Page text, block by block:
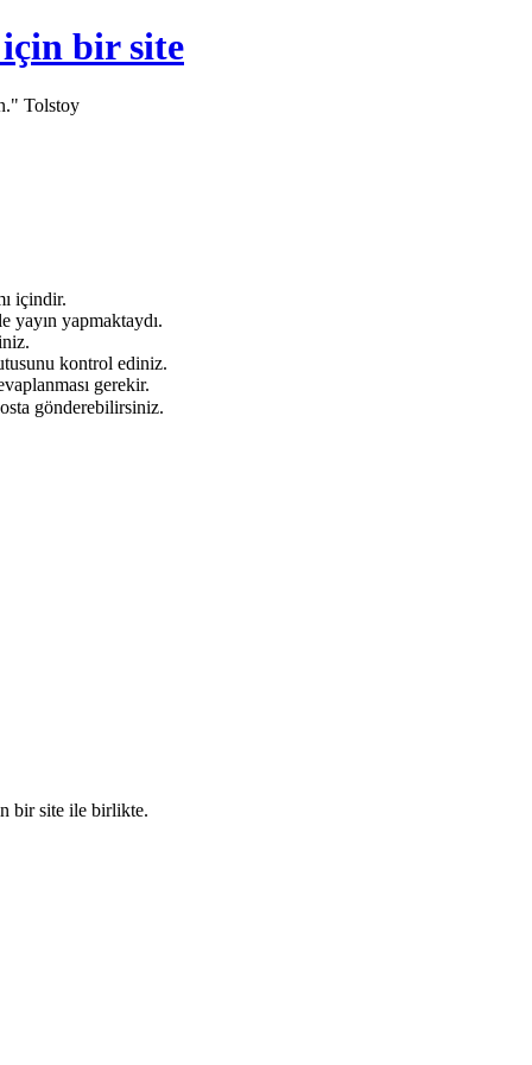
bir site
Tolstoy
içindir.
yapmaktaydı.
kontrol ediniz.
gerekir.
gönderebilirsiniz.
bir site ile birlikte.